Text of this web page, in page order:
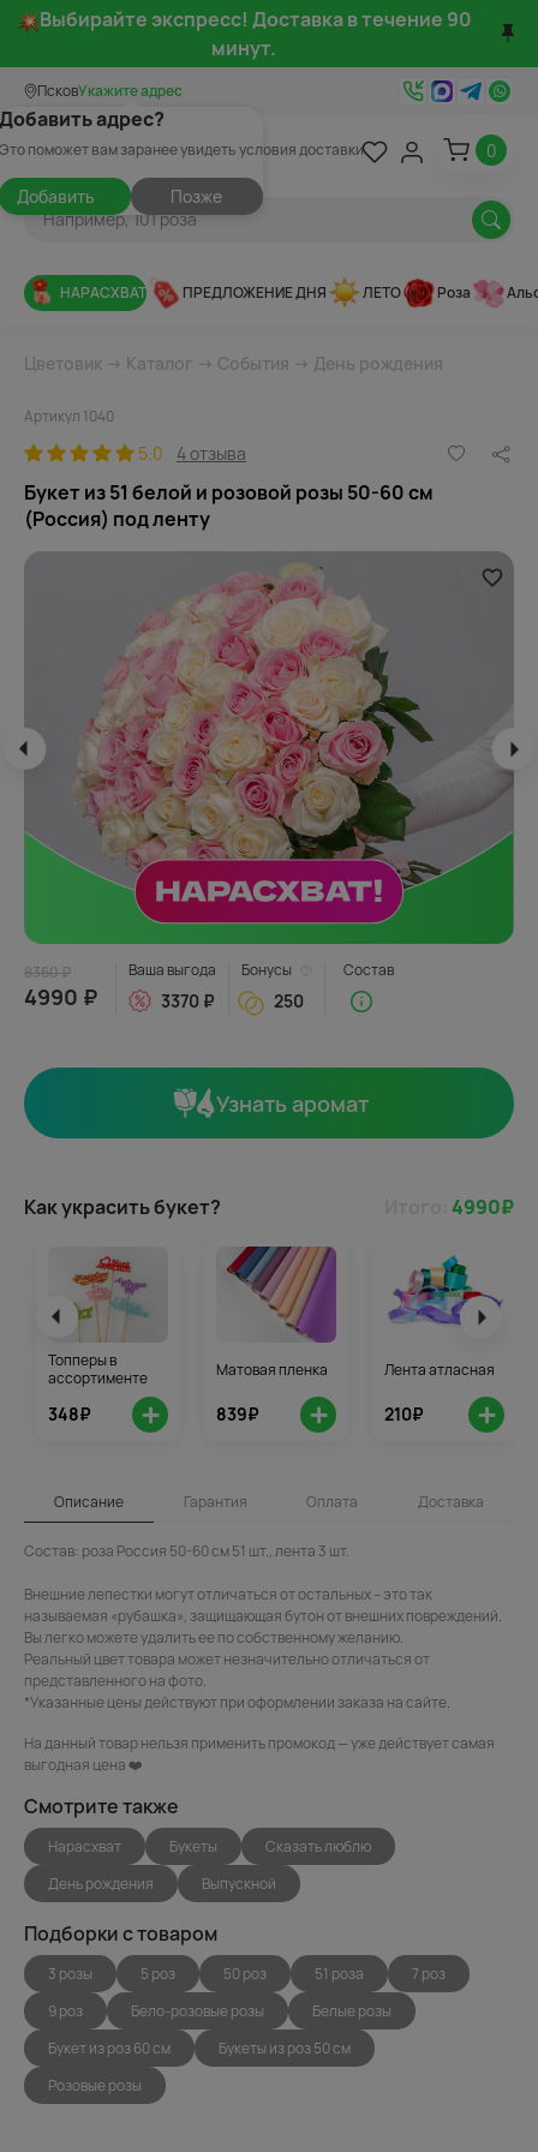
Выбирайте экспресс! Доставка в течение 90
минут.
ПсковУкажите адрес
адрес?
поможет вам заранее увидеть условия доставки
Добавить Позже
0
НАРАСХВАТ ПРЕДЛОЖЕНИЕ ДНЯ ЛЕТО Роза
Цветовик → Каталог → События → День рождения
Артикул 1040
5.0 4 отзыва
Букет из 51 белой и розовой розы 50-60 см
(Россия) под ленту
8360 ₽
4990 ₽
Ваша выгода
3370 ₽
Бонусы
250
Состав
Узнать аромат
Как украсить букет? 4990₽
Топперы в
ассортименте
348₽ +
Матовая пленка
839₽ +
Лента атласная
210₽ +
Описание Гарантия Оплата Доставка
Состав: роза Россия 50-60 см 51 шт., лента 3 шт.
Внешние лепестки могут отличаться от остальных – это так
называемая «рубашка», защищающая бутон от внешних повреждений.
Вы легко можете удалить ее по собственному желанию.
Реальный цвет товара может незначительно отличаться от
представленного на фото.
*Указанные цены действуют при оформлении заказа на сайте.
На данный товар нельзя применить промокод — уже действует самая
выгодная цена ❤️
Смотрите также
Нарасхват Букеты
Сказать люблю
День рождения
Выпускной
Подборки с товаром
3 розы 5 роз 50 роз 51 роза
7 роз
9 роз
Бело-розовые розы
Белые розы
Букет из роз 60 см
Букеты из роз 50 см
Розовые розы